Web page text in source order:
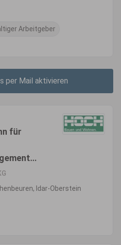
Arbeitgeber
per Mail aktivieren
für
Idar-Oberstein